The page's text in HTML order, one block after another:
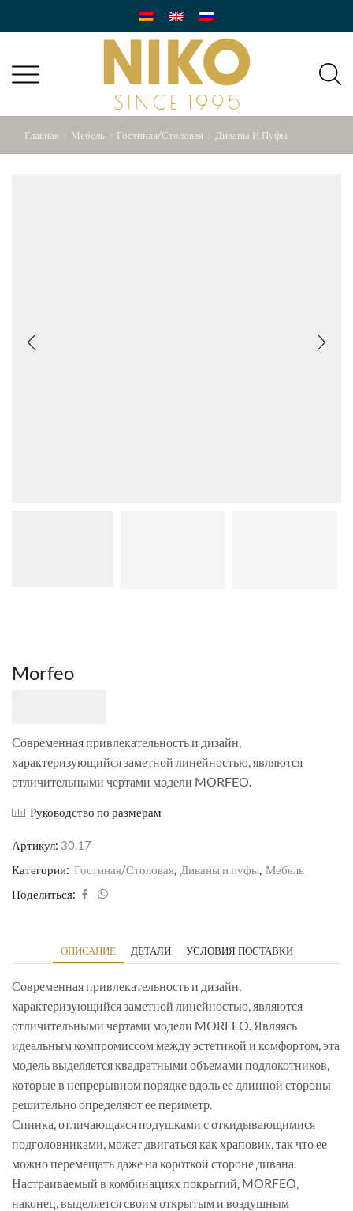
Главная Мебель Гостиная/Столовая Диваны И Пуфы
Morfeo
Современная привлекательность и дизайн,
характеризующийся заметной линейностью, являются
отличительными чертами модели MORFEO.
Руководство по размерам
Артикул: 30.17
Категории: Гостиная/Столовая, Диваны и пуфы, Мебель
Поделиться:
ОПИСАНИЕ ДЕТАЛИ УСЛОВИЯ ПОСТАВКИ
Современная привлекательность и дизайн,
характеризующийся заметной линейностью, являются
отличительными чертами модели MORFEO. Являясь
идеальным компромиссом между эстетикой и комфортом, эта
модель выделяется квадратными объемами подлокотников,
которые в непрерывном порядке вдоль ее длинной стороны
решительно определяют ее периметр.
Спинка, отличающаяся подушками с откидывающимися
подголовниками, может двигаться как храповик, так что ее
можно перемещать даже на короткой стороне дивана.
Настраиваемый в комбинациях покрытий, MORFEO,
наконец, выделяется своим открытым и воздушным